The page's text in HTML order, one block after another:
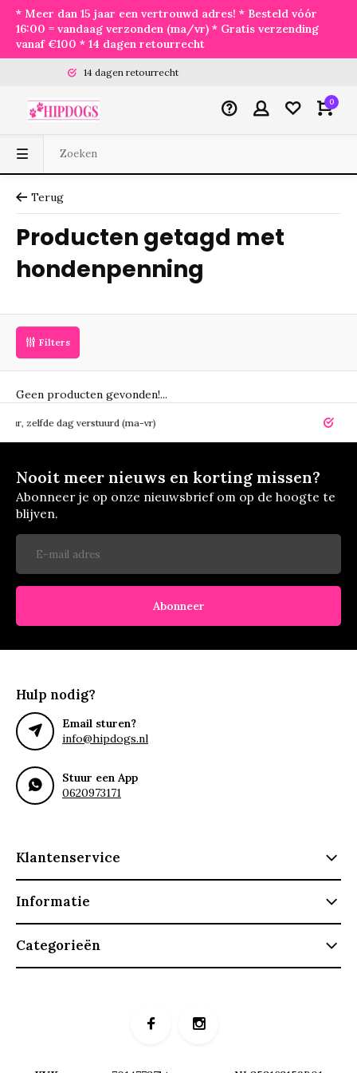
* Meer dan 15 jaar een vertrouwd adres! * Besteld vóór
16:00 = vandaag verzonden (ma/vr) * Gratis verzending
vanaf €100 * 14 dagen retourrecht
14 dagen retourrecht
0
Terug
Producten getagd met
hondenpenning
Filters
Geen producten gevonden!...
dag verstuurd (ma-vr) 14 dagen
Nooit meer nieuws en korting missen?
Abonneer je op onze nieuwsbrief om op de hoogte te
blijven.
Abonneer
Hulp nodig?
Email sturen?
info@hipdogs.nl
Stuur een App
0620973171
Klantenservice
Informatie
Categorieën